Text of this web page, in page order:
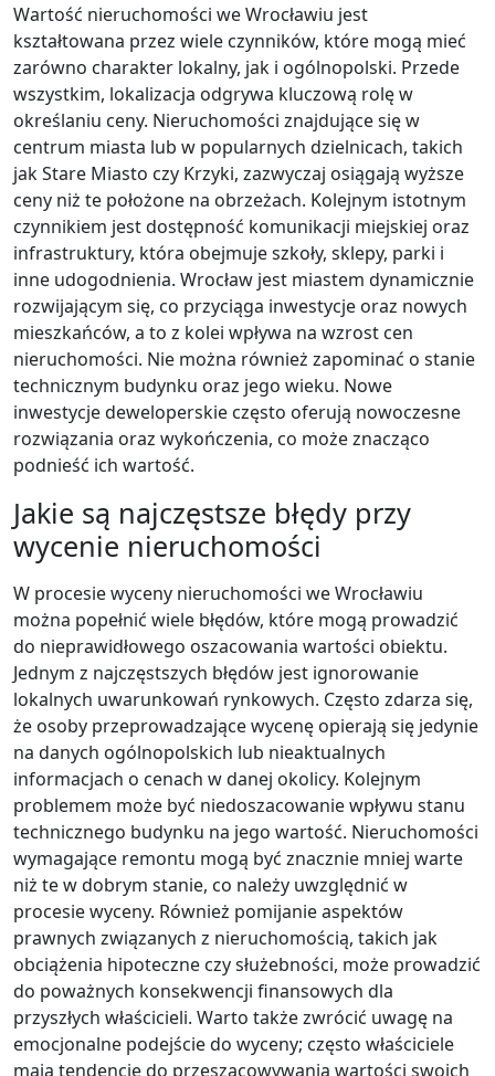
Wartość nieruchomości we Wrocławiu jest
kształtowana przez wiele czynników, które mogą mieć
zarówno charakter lokalny, jak i ogólnopolski. Przede
wszystkim, lokalizacja odgrywa kluczową rolę w
określaniu ceny. Nieruchomości znajdujące się w
centrum miasta lub w popularnych dzielnicach, takich
jak Stare Miasto czy Krzyki, zazwyczaj osiągają wyższe
ceny niż te położone na obrzeżach. Kolejnym istotnym
czynnikiem jest dostępność komunikacji miejskiej oraz
infrastruktury, która obejmuje szkoły, sklepy, parki i
inne udogodnienia. Wrocław jest miastem dynamicznie
rozwijającym się, co przyciąga inwestycje oraz nowych
mieszkańców, a to z kolei wpływa na wzrost cen
nieruchomości. Nie można również zapominać o stanie
technicznym budynku oraz jego wieku. Nowe
inwestycje deweloperskie często oferują nowoczesne
rozwiązania oraz wykończenia, co może znacząco
podnieść ich wartość.
Jakie są najczęstsze błędy przy
wycenie nieruchomości
W procesie wyceny nieruchomości we Wrocławiu
można popełnić wiele błędów, które mogą prowadzić
do nieprawidłowego oszacowania wartości obiektu.
Jednym z najczęstszych błędów jest ignorowanie
lokalnych uwarunkowań rynkowych. Często zdarza się,
że osoby przeprowadzające wycenę opierają się jedynie
na danych ogólnopolskich lub nieaktualnych
informacjach o cenach w danej okolicy. Kolejnym
problemem może być niedoszacowanie wpływu stanu
technicznego budynku na jego wartość. Nieruchomości
wymagające remontu mogą być znacznie mniej warte
niż te w dobrym stanie, co należy uwzględnić w
procesie wyceny. Również pomijanie aspektów
prawnych związanych z nieruchomością, takich jak
obciążenia hipoteczne czy służebności, może prowadzić
do poważnych konsekwencji finansowych dla
przyszłych właścicieli. Warto także zwrócić uwagę na
emocjonalne podejście do wyceny; często właściciele
mają tendencję do przeszacowywania wartości swoich